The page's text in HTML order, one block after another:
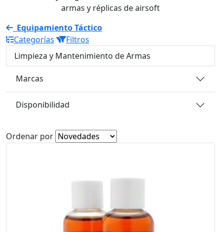
armas y réplicas de airsoft
Equipamiento Táctico
Categorías
Filtros
Limpieza y Mantenimiento de Armas
Marcas
Disponibilidad
Ordenar por